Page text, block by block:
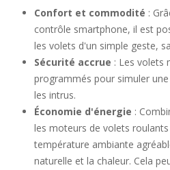
Confort et commodité :
contrôle smartphone, il est
les volets d'un simple geste,
Sécurité accrue : Les volets
programmés pour simuler
les intrus.
Économie d'énergie :
les moteurs de volets
température ambiante
naturelle et la chaleur. Cela